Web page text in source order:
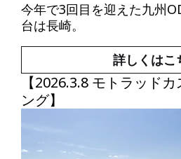
今年で3回目を迎えた九州
台は長崎。
詳しくはこ
【2026.3.8 モトラッド
ング】